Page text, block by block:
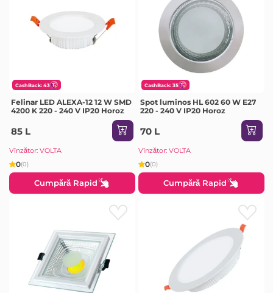
CashBack: 43
Felinar LED ALEXA-12 12 W SMD
4200 K 220 - 240 V IP20 Horoz
85 L
Vînzător: VOLTA
0(0)
Cumpără Rapid
CashBack: 35
Spot luminos HL 602 60 W E27
220 - 240 V IP20 Horoz
70 L
Vînzător: VOLTA
0(0)
Cumpără Rapid